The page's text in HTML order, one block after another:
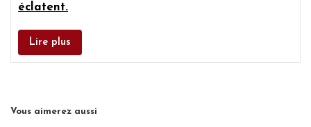
éclatent.
Lire plus
Vous aimerez aussi